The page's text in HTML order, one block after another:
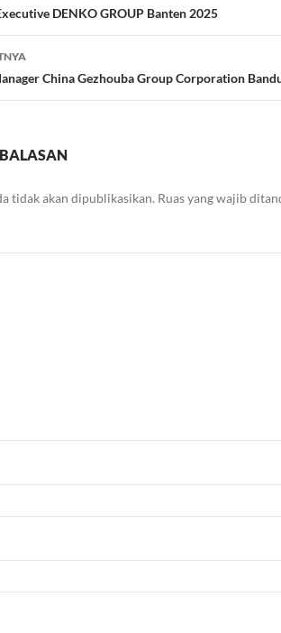
DENKO GROUP Banten 2025
China Gezhouba Group Corporation
tidak akan dipublikasikan. Ruas yang wajib